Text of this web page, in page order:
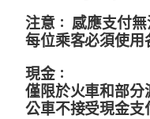
注意：感應支付無
每位乘客必須使用
現金：
僅限於火車和部分
公車不接受現金支